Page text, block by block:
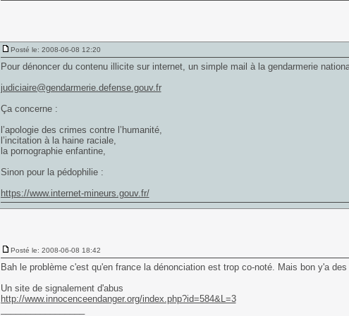
Posté le: 2008-06-08 12:20
Pour dénoncer du contenu illicite sur internet, un simple mail à la gendarmerie
judiciaire@gendarmerie.defense.gouv.fr
Ça concerne :
l’apologie des crimes contre l’humanité,
l’incitation à la haine raciale,
la pornographie enfantine,
Sinon pour la pédophilie :
https://www.internet-mineurs.gouv.fr/
Posté le: 2008-06-08 18:42
Bah le problème c'est qu'en france la dénonciation est trop co-noté. Mais bon y'a
Un site de signalement d'abus
http://www.innocenceendanger.org/index.php?id=584&L=3